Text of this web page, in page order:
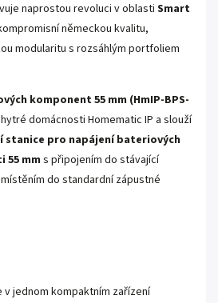
naprostou revoluci v oblasti Smart
německou kvalitu,
modularitu s rozsáhlým portfoliem
komponent 55 mm (HmIP-BPS-
domácnosti Homematic IP a slouží
stanice pro napájení bateriových
55 mm s připojením do stávající
do standardní zápustné
jednom kompaktním zařízení